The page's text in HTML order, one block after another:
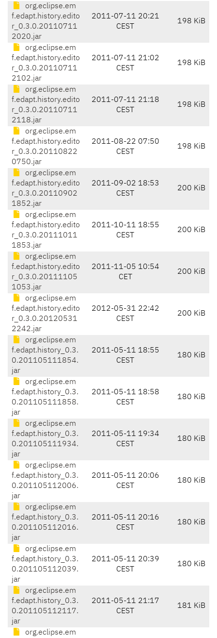
org.eclipse.em
f.edapt.history.edito
r_0.3.0.20110711
2020.jar
2011-07-11 20:21
CEST
198 KiB
org.eclipse.em
f.edapt.history.edito
r_0.3.0.20110711
2102.jar
2011-07-11 21:02
CEST
198 KiB
org.eclipse.em
f.edapt.history.edito
r_0.3.0.20110711
2118.jar
2011-07-11 21:18
CEST
198 KiB
org.eclipse.em
f.edapt.history.edito
r_0.3.0.20110822
0750.jar
2011-08-22 07:50
CEST
198 KiB
org.eclipse.em
f.edapt.history.edito
r_0.3.0.20110902
1852.jar
2011-09-02 18:53
CEST
200 KiB
org.eclipse.em
f.edapt.history.edito
r_0.3.0.20111011
1853.jar
2011-10-11 18:55
CEST
200 KiB
org.eclipse.em
f.edapt.history.edito
r_0.3.0.20111105
1053.jar
2011-11-05 10:54
CET
200 KiB
org.eclipse.em
f.edapt.history.edito
r_0.3.0.20120531
2242.jar
2012-05-31 22:42
CEST
200 KiB
org.eclipse.em
f.edapt.history_0.3.
0.201105111854.
jar
2011-05-11 18:55
CEST
180 KiB
org.eclipse.em
f.edapt.history_0.3.
0.201105111858.
jar
2011-05-11 18:58
CEST
180 KiB
org.eclipse.em
f.edapt.history_0.3.
0.201105111934.
jar
2011-05-11 19:34
CEST
180 KiB
org.eclipse.em
f.edapt.history_0.3.
0.201105112006.
jar
2011-05-11 20:06
CEST
180 KiB
org.eclipse.em
f.edapt.history_0.3.
0.201105112016.
jar
2011-05-11 20:16
CEST
180 KiB
org.eclipse.em
f.edapt.history_0.3.
0.201105112039.
jar
2011-05-11 20:39
CEST
180 KiB
org.eclipse.em
f.edapt.history_0.3.
0.201105112117.
jar
2011-05-11 21:17
CEST
181 KiB
org.eclipse.em